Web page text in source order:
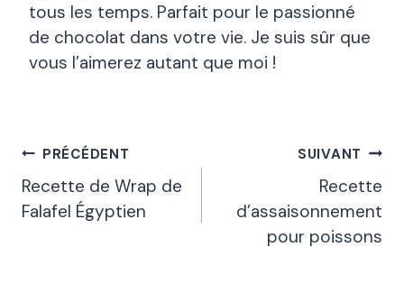
tous les temps. Parfait pour le passionné
de chocolat dans votre vie. Je suis sûr que
vous l’aimerez autant que moi !
Navigation
De
L’article
PRÉCÉDENT
Recette de Wrap de
Falafel Égyptien
SUIVANT
Recette
d’assaisonnement
pour poissons